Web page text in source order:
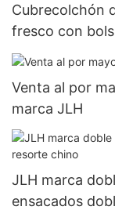
Cubrecolchón
fresco con
marca JLH
Venta al por
marca JLH
JLH marca
ensacados